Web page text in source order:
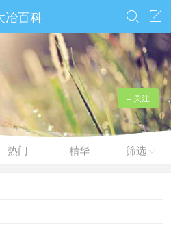
冶百科 

+ 关注
热门 精华 筛选 